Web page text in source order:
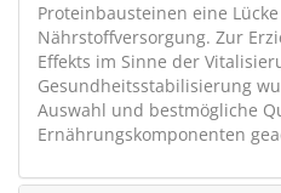
Proteinbausteinen eine
Nährstoffversorgung. Zur
Effekts im Sinne der
Gesundheitsstabilisierung
Auswahl und bestmögliche
Ernährungskomponenten